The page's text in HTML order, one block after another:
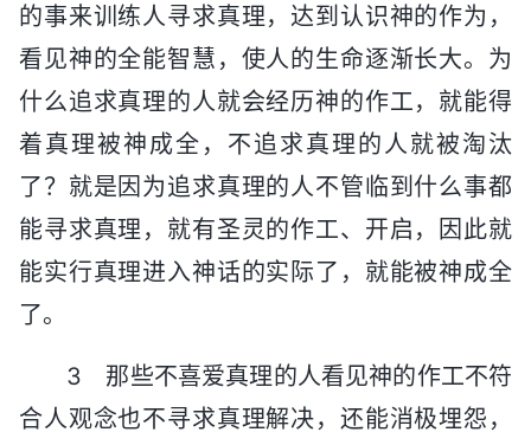
的事来训练人寻求真理，达到认识神的作为，
看见神的全能智慧，使人的生命逐渐长大。为
什么追求真理的人就会经历神的作工，就能得
着真理被神成全，不追求真理的人就被淘汰
了？就是因为追求真理的人不管临到什么事都
能寻求真理，就有圣灵的作工、开启，因此就
能实行真理进入神话的实际了，就能被神成全
了。
3 那些不喜爱真理的人看见神的作工不符
合人观念也不寻求真理解决，还能消极埋怨，